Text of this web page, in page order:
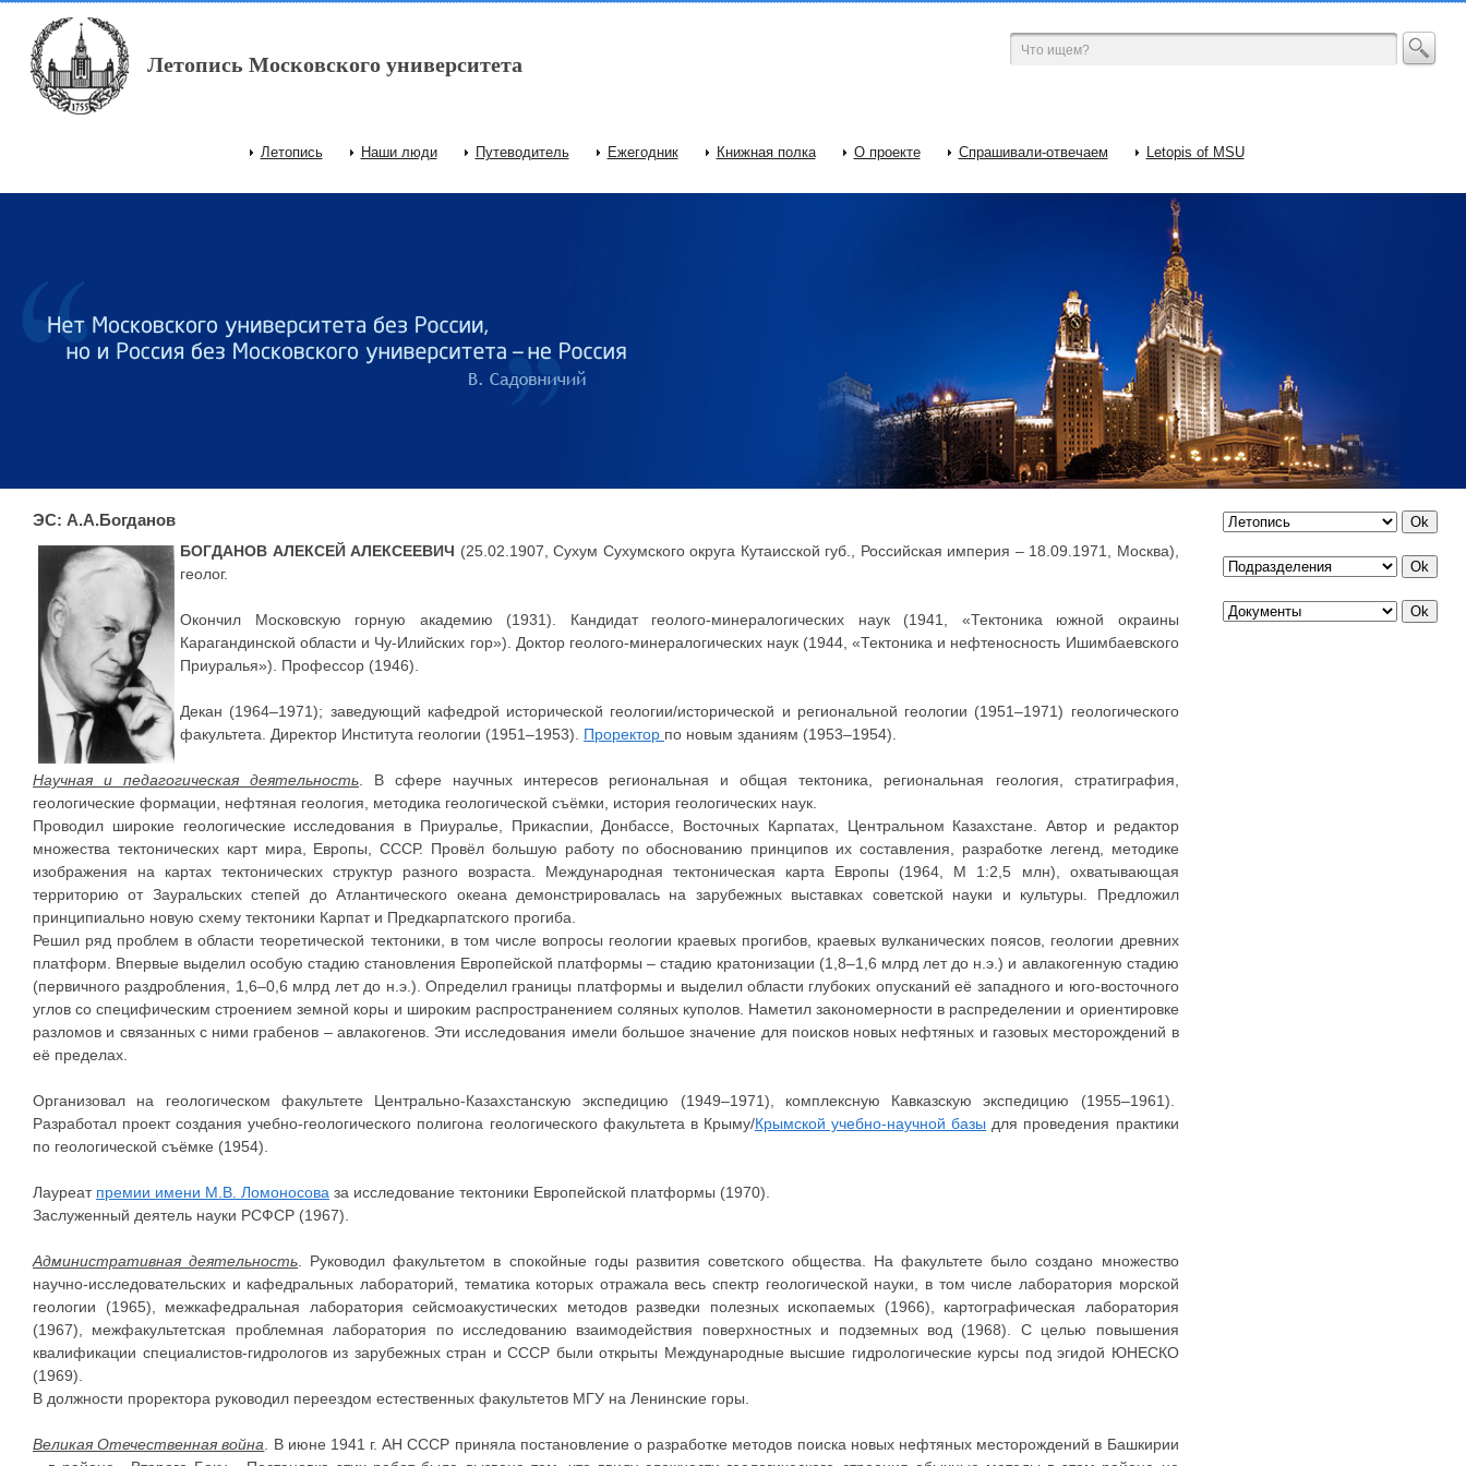
Перейти к основному содержанию
Летопись Московского университета
Главное меню
Летопись Наши люди Путеводитель Ежегодник Книжная полка О проекте Спрашивали-отвечаем Letopis of MSU
ЭС: А.А.Богданов
БОГДАНОВ АЛЕКСЕЙ АЛЕКСЕЕВИЧ (25.02.1907, Сухум Сухумского округа Кутаисской губ., Российская империя – 18.09.1971, Москва),
геолог.
Окончил Московскую горную академию (1931). Кандидат геолого-минералогических наук (1941, «Тектоника южной окраины
Карагандинской области и Чу-Илийских гор»). Доктор геолого-минералогических наук (1944, «Тектоника и нефтеносность Ишимбаевского
Приуралья»). Профессор (1946).
Декан (1964–1971); заведующий кафедрой исторической геологии/исторической и региональной геологии (1951–1971) геологического
факультета. Директор Института геологии (1951–1953). Проректор по новым зданиям (1953–1954).
Научная и педагогическая деятельность . В сфере научных интересов региональная и общая тектоника, региональная геология, стратиграфия,
геологические формации, нефтяная геология, методика геологической съёмки, история геологических наук.
Проводил широкие геологические исследования в Приуралье, Прикаспии, Донбассе, Восточных Карпатах, Центральном Казахстане. Автор и редактор
множества тектонических карт мира, Европы, СССР. Провёл большую работу по обоснованию принципов их составления, разработке легенд, методике
изображения на картах тектонических структур разного возраста. Международная тектоническая карта Европы (1964, М 1:2,5 млн), охватывающая
территорию от Зауральских степей до Атлантического океана демонстрировалась на зарубежных выставках советской науки и культуры. Предложил
принципиально новую схему тектоники Карпат и Предкарпатского прогиба.
Решил ряд проблем в области теоретической тектоники, в том числе вопросы геологии краевых прогибов, краевых вулканических поясов, геологии древних
платформ. Впервые выделил особую стадию становления Европейской платформы – стадию кратонизации (1,8–1,6 млрд лет до н.э.) и авлакогенную стадию
(первичного раздробления, 1,6–0,6 млрд лет до н.э.). Определил границы платформы и выделил области глубоких опусканий её западного и юго-восточного
углов со специфическим строением земной коры и широким распространением соляных куполов. Наметил закономерности в распределении и ориентировке
разломов и связанных с ними грабенов – авлакогенов. Эти исследования имели большое значение для поисков новых нефтяных и газовых месторождений в
её пределах.
Организовал на геологическом факультете Центрально-Казахстанскую экспедицию (1949–1971), комплексную Кавказскую экспедицию (1955–1961).
Разработал проект создания учебно-геологического полигона геологического факультета в Крыму/Крымской учебно-научной базы для проведения практики
по геологической съёмке (1954).
Лауреат премии имени М.В. Ломоносова за исследование тектоники Европейской платформы (1970).
Заслуженный деятель науки РСФСР (1967).
Административная деятельность . Руководил факультетом в спокойные годы развития советского общества. На факультете было создано множество
научно-исследовательских и кафедральных лабораторий, тематика которых отражала весь спектр геологической науки, в том числе лаборатория морской
геологии (1965), межкафедральная лаборатория сейсмоакустических методов разведки полезных ископаемых (1966), картографическая лаборатория
(1967), межфакультетская проблемная лаборатория по исследованию взаимодействия поверхностных и подземных вод (1968). С целью повышения
квалификации специалистов-гидрологов из зарубежных стран и СССР были открыты Международные высшие гидрологические курсы под эгидой ЮНЕСКО
(1969).
В должности проректора руководил переездом естественных факультетов МГУ на Ленинские горы.
Великая Отечественная война . В июне 1941 г. АН СССР приняла постановление о разработке методов поиска новых нефтяных месторождений в Башкирии